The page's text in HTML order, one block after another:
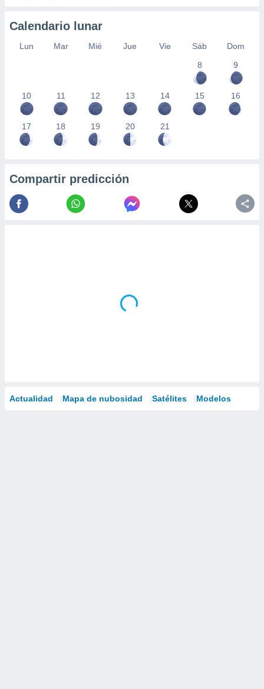
Calendario lunar
Lun Mar Mié Jue Vie Sáb
Dom
8
9
10 11 12 13 14 15 16
17 18 19 20 21
Compartir predicción
Actualidad Mapa de nubosidad Satélites Modelos